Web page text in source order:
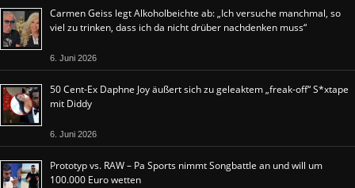
Carmen Geiss legt Alkoholbeichte ab: „Ich versuche manchmal, so
viel zu trinken, dass ich da nicht drüber nachdenken muss“
6. Juni 2026
50 Cent-Ex Daphne Joy äußert sich zu geleaktem „freak-off“ S*xtape
mit Diddy
6. Juni 2026
Prototyp vs. RAW – Pa Sports nimmt Songbattle an und will um
100.000 Euro wetten